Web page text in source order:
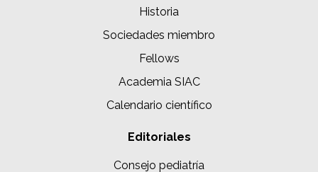
Historia
Sociedades miembro
Fellows
Academia SIAC
Calendario científico
Editoriales
Consejo pediatría